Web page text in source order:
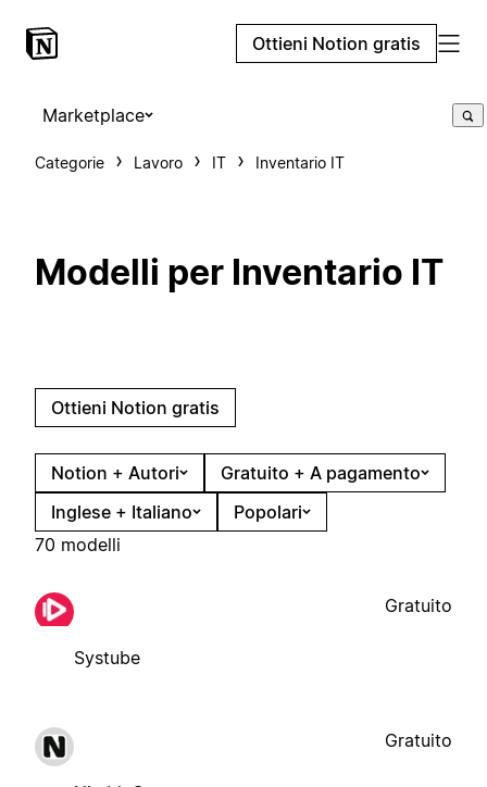
Ottieni Notion gratis
Marketplace
Categorie Lavoro IT Inventario IT
Modelli per Inventario IT
Ottieni Notion gratis
Notion + Autori
Gratuito + A pagamento
Inglese + Italiano
Popolari
70 modelli
Systube
Gratuito
Gratuito